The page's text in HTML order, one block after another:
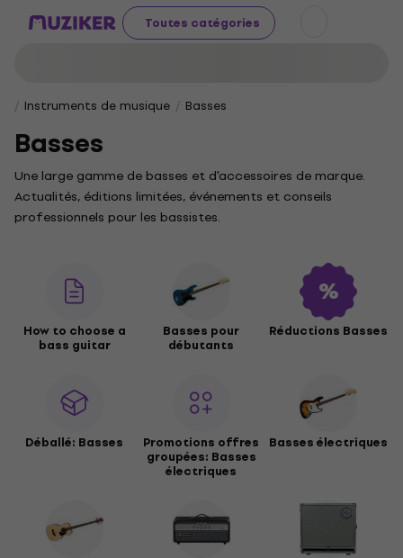
Toutes catégories
Instruments de musique Basses
Basses
Une large gamme de basses et d'accessoires de marque.
Actualités, éditions limitées, événements et conseils
professionnels pour les bassistes.
How to choose a
bass guitar
Basses pour
débutants
Réductions Basses
Déballé: Basses Promotions offres
groupées: Basses
électriques
Basses électriques